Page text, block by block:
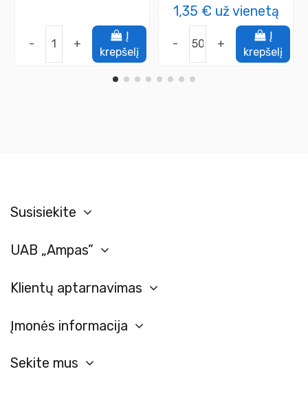
- +
Į
krepšelį
1,35 € už vienetą
- +
Į
krepšelį
Susisiekite
UAB „Ampas”
Klientų aptarnavimas
Įmonės informacija
Sekite mus